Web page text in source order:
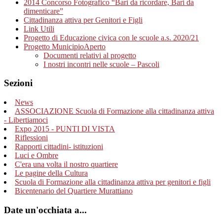
2014 Concorso Fotografico “Bari da ricordare, Bari da
dimenticare”
Cittadinanza attiva per Genitori e Figli
Link Utili
Progetto di Educazione civica con le scuole a.s. 2020/21
Progetto MunicipioAperto
Documenti relativi al progetto
I nostri incontri nelle scuole – Pascoli
Sezioni
News
ASSOCIAZIONE Scuola di Formazione alla cittadinanza attiva
- Libertiamoci
Expo 2015 - PUNTI DI VISTA
Riflessioni
Rapporti cittadini- istituzioni
Luci e Ombre
C'era una volta il nostro quartiere
Le pagine della Cultura
Scuola di Formazione alla cittadinanza attiva per genitori e figli
Bicentenario del Quartiere Murattiano
Date un'occhiata a...